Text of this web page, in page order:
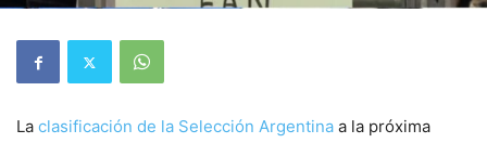
La clasificación de la Selección Argentina a la próxima